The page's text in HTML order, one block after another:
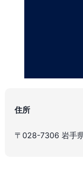
住所
〒028-7306 岩手